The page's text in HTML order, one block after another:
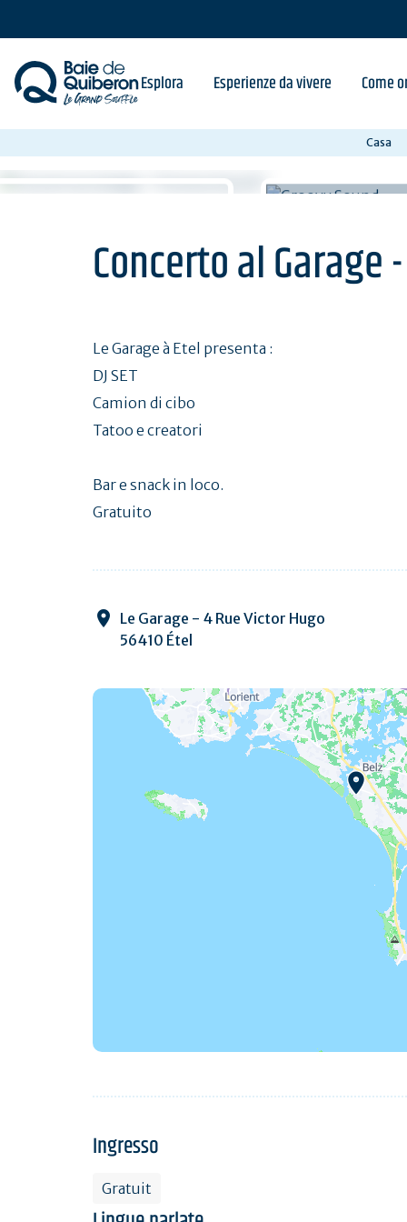
content
Esplora Esperienze da vivere Come
Casa
Concerto al Garage
Le Garage à Etel presenta :
DJ SET
Camion di cibo
Tatoo e creatori
Bar e snack in loco.
Gratuito
Le Garage - 4 Rue Victor Hugo
56410 Étel
Ingresso
Gratuit